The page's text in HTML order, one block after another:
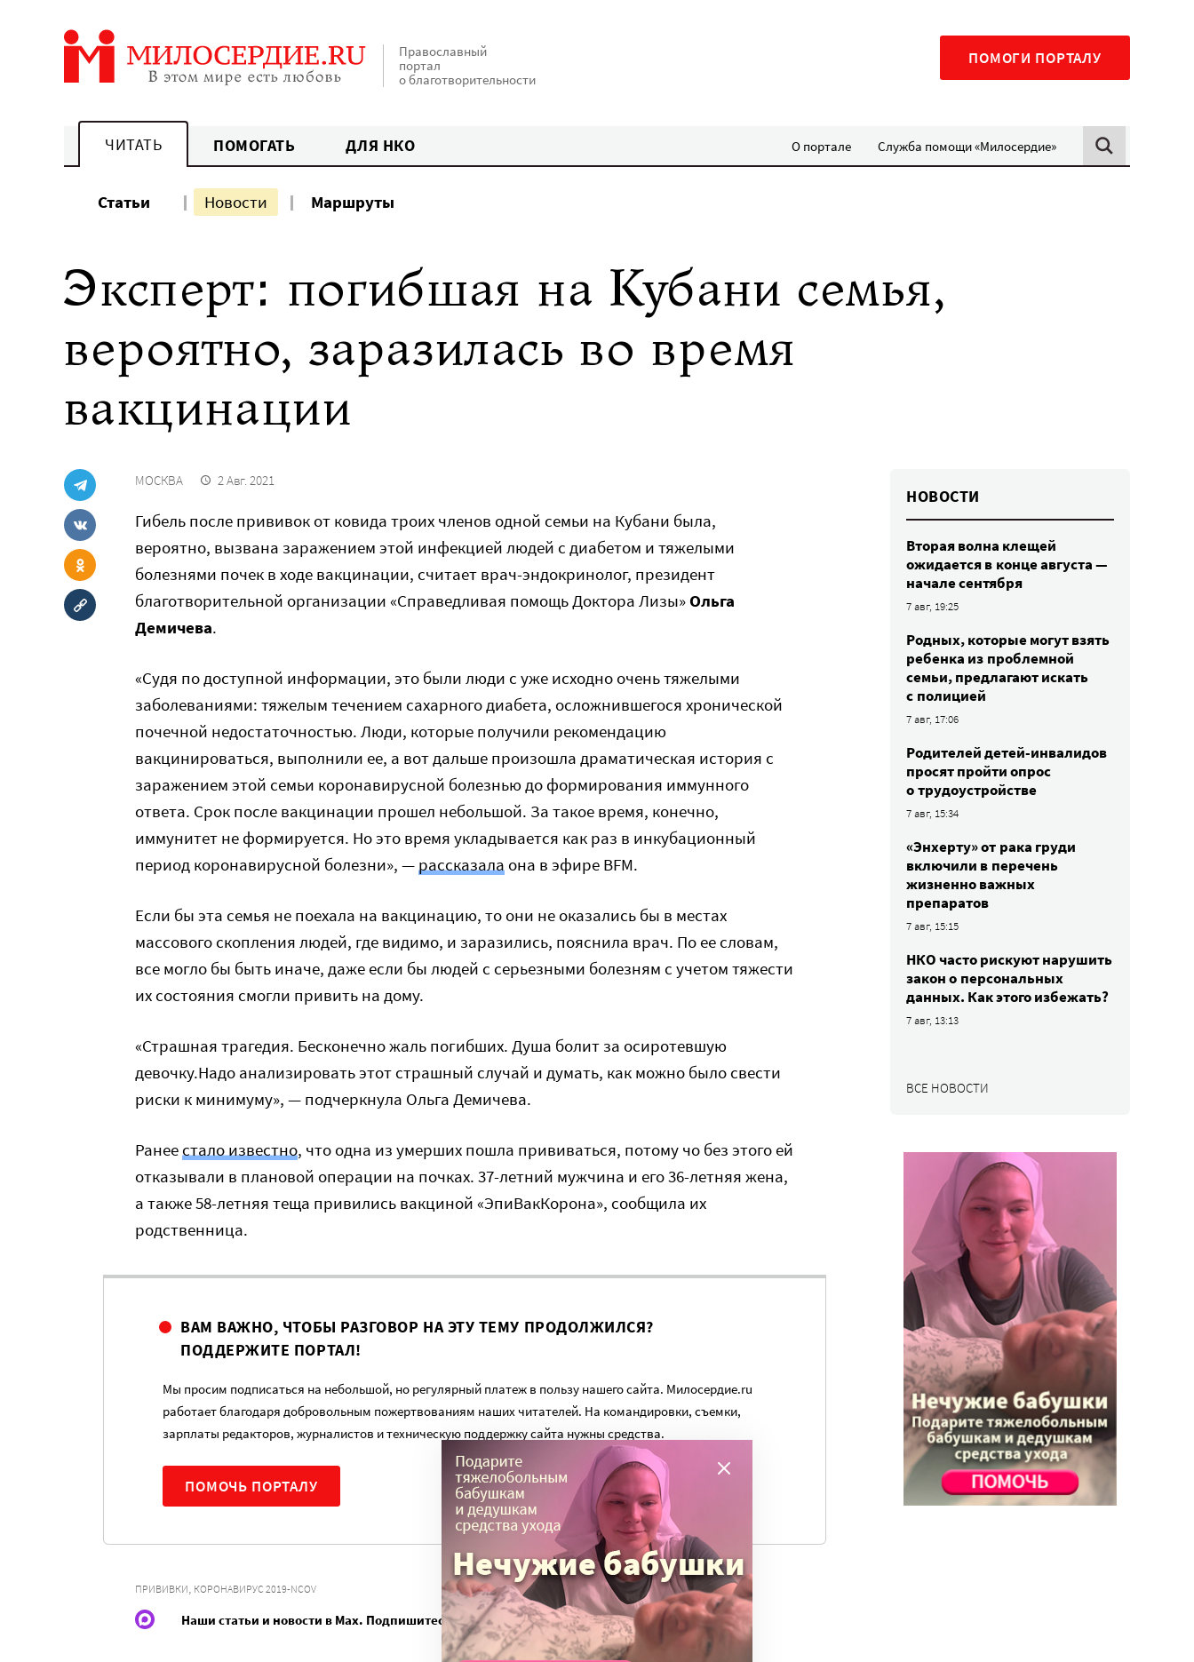
Православный
портал
о благотворительности
ПОМОГИ ПОРТАЛУ
ЧИТАТЬ ПОМОГАТЬ ДЛЯ НКО О портале Служба помощи «Милосердие»
Статьи Новости Маршруты
Эксперт: погибшая на Кубани семья,
вероятно, заразилась во время
вакцинации
МОСКВА 2 Авг. 2021
Гибель после прививок от ковида троих членов одной семьи на Кубани была,
вероятно, вызвана заражением этой инфекцией людей с диабетом и тяжелыми
болезнями почек в ходе вакцинации, считает врач-эндокринолог, президент
благотворительной организации «Справедливая помощь Доктора Лизы» Ольга
Демичева.
«Судя по доступной информации, это были люди с уже исходно очень тяжелыми
заболеваниями: тяжелым течением сахарного диабета, осложнившегося хронической
почечной недостаточностью. Люди, которые получили рекомендацию
вакцинироваться, выполнили ее, а вот дальше произошла драматическая история с
заражением этой семьи коронавирусной болезнью до формирования иммунного
ответа. Срок после вакцинации прошел небольшой. За такое время, конечно,
иммунитет не формируется. Но это время укладывается как раз в инкубационный
период коронавирусной болезни», —рассказалаона в эфире BFM.
Если бы эта семья не поехала на вакцинацию, то они не оказались бы в местах
массового скопления людей, где видимо, и заразились, пояснила врач. По ее словам,
все могло бы быть иначе, даже если бы людей с серьезными болезням с учетом тяжести
их состояния смогли привить на дому.
«Страшная трагедия. Бесконечно жаль погибших. Душа болит за осиротевшую
девочку.Надо анализировать этот страшный случай и думать, как можно было свести
риски к минимуму», — подчеркнула Ольга Демичева.
Ранеестало известно, что одна из умерших пошла прививаться, потому чо без этого ей
отказывали в плановой операции на почках. 37-летний мужчина и его 36-летняя жена,
а также 58-летняя теща привились вакциной «ЭпиВакКорона», сообщила их
родственница.
ВАМ ВАЖНО, ЧТОБЫ РАЗГОВОР НА ЭТУ ТЕМУ ПРОДОЛЖИЛСЯ?
ПОДДЕРЖИТЕ ПОРТАЛ!
Мы просим подписаться на небольшой, но регулярный платеж в пользу нашего сайта. Милосердие.ru
работает благодаря добровольным пожертвованиям наших читателей. На командировки, съемки,
зарплаты редакторов, журналистов и техническую поддержку сайта нужны средства.
ПОМОЧЬ ПОРТАЛУ
ПРИВИВКИ, КОРОНАВИРУС 2019-NCOV
Наши статьи и новости в Max. Подпишитесь
НОВОСТИ
Вторая волна клещей
ожидается в конце августа —
начале сентября
7 авг, 19:25
Родных, которые могут взять
ребенка из проблемной
семьи, предлагают искать
с полицией
7 авг, 17:06
Родителей детей-инвалидов
просят пройти опрос
о трудоустройстве
7 авг, 15:34
«Энхерту» от рака груди
включили в перечень
жизненно важных
препаратов
7 авг, 15:15
НКО часто рискуют нарушить
закон о персональных
данных. Как этого избежать?
7 авг, 13:13
ВСЕ НОВОСТИ